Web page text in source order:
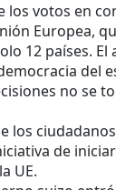
los votos en
Europea,
12 países.
del
no se
los
de
UE.